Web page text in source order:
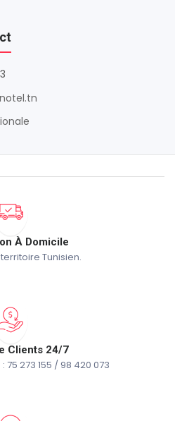
À Domicile
Tunisien.
Clients 24/7
273 155 / 98 420 073